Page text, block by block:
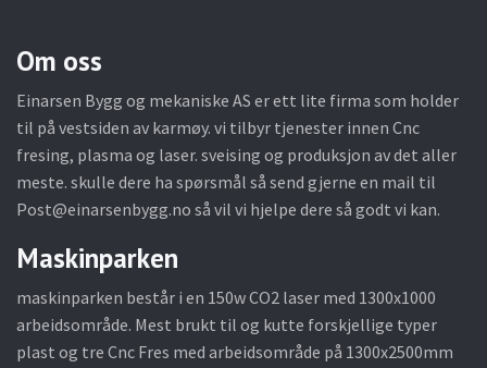
Om oss
Einarsen Bygg og mekaniske AS er ett lite firma som holder
til på vestsiden av karmøy. vi tilbyr tjenester innen Cnc
fresing, plasma og laser. sveising og produksjon av det aller
meste. skulle dere ha spørsmål så send gjerne en mail til
Post@einarsenbygg.no så vil vi hjelpe dere så godt vi kan.
Maskinparken
maskinparken består i en 150w CO2 laser med 1300x1000
arbeidsområde. Mest brukt til og kutte forskjellige typer
plast og tre Cnc Fres med arbeidsområde på 1300x2500mm